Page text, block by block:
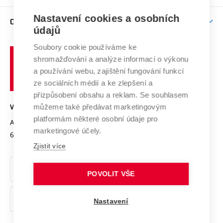
E-přihláška
Závěrečné práce
Doktorské studium
Studium bez bariér
Podpora podnikání
Mezinárodní vědecká rada
Systém zajišťování kvality výzkumu
Výzkumné infrastruktury
Transfer znalostí
Open Science
Projekty
Projekty ze strukturálních fondů
Specifický výzkum
Firemní spolupráce
Zahraniční spolupráce
Spolupráce se školami
Služby univerzity
Mezinárodní dohody
Univerzitní sítě
O UNIVERZITĚ
Profil univerzity
Udržitelná univerzita
Podnikavá univerzita / ContriBUTe
Bezpečná univerzita
Vyznamenání
Organizační struktura
Ochrana osobních údajů
odkaz)
učení
technické
Brně
VYSOKÉ UČENÍ TECHNICKÉ V BRNĚ
Antonínská 548/1
602 00 Brno
www.vut.cz
vut@vutbr.cz
Nastavení cookies a osobních
údajů
Soubory cookie používáme ke
shromažďování a analýze informací o výkonu
a používání webu, zajištění fungování funkcí
ze sociálních médií a ke zlepšení a
přizpůsobení obsahu a reklam. Se souhlasem
můžeme také předávat marketingovým
platformám některé osobní údaje pro
marketingové účely.
Zjistit více
POVOLIT VŠE
Nastavení